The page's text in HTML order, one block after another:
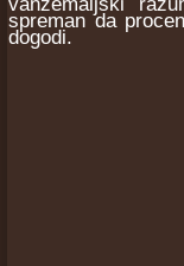
spreman da
dogodi.